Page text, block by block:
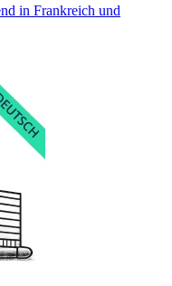
in Frankreich und